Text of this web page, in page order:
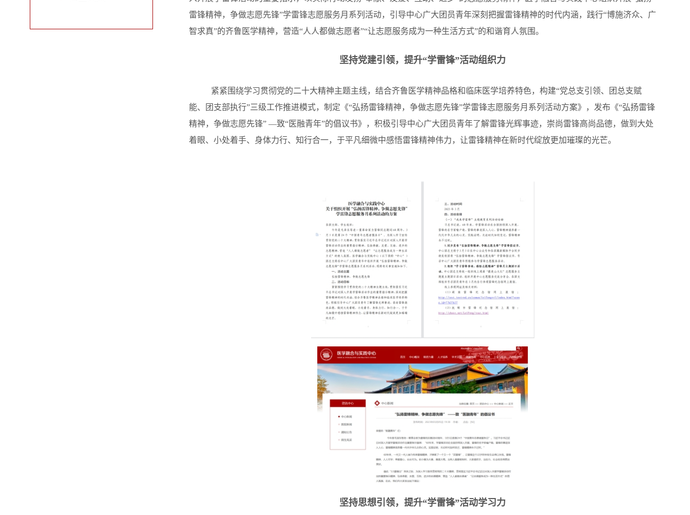
雷锋精神，争做志愿先锋”学雷锋志愿服务月系列活动，引导中心广大团员青年深刻把握雷锋精神的时代内涵，践行“博施济众、广
智求真”的齐鲁医学精神，营造“人人都做志愿者”“让志愿服务成为一种生活方式”的和谐育人氛围。
坚持党建引领，提升“学雷锋”活动组织力
紧紧围绕学习贯彻党的二十大精神主题主线，结合齐鲁医学精神品格和临床医学培养特色，构建“党总支引领、团总支赋
能、团支部执行”三级工作推进模式，制定《“弘扬雷锋精神，争做志愿先锋”学雷锋志愿服务月系列活动方案》，发布《“弘扬雷锋
精神，争做志愿先锋” —致“医融青年”的倡议书》，积极引导中心广大团员青年了解雷锋光辉事迹，崇尚雷锋高尚品德，做到大处
着眼、小处着手、身体力行、知行合一，于平凡细微中感悟雷锋精神伟力，让雷锋精神在新时代绽放更加璀璨的光芒。
坚持思想引领，提升“学雷锋”活动学习力